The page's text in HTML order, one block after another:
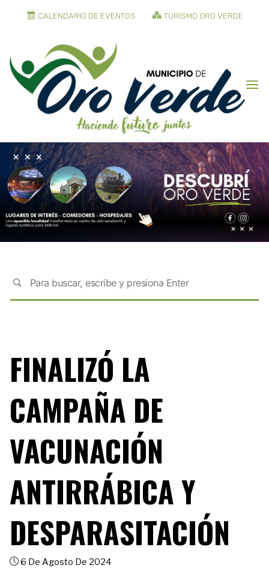
CALENDARIO DE EVENTOS TURISMO ORO VERDE
FINALIZÓ LA
CAMPAÑA DE
VACUNACIÓN
ANTIRRÁBICA Y
DESPARASITACIÓN
6 De Agosto De 2024